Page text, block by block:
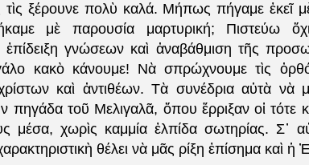
τὶς ξέρουνε πολὺ καλά. Μήπως πήγαμε ἐκεῖ
μὲ παρουσία μαρτυρική; Πιστεύω
ἐπίδειξη γνώσεων καὶ ἀναβάθμιση τῆς
κακὸ κάνουμε! Νὰ σπρώχνουμε τὶς
καὶ ἀντιθέων. Τὰ συνέδρια αὐτὰ νὰ
πηγάδα τοῦ Μελιγαλᾶ, ὅπου ἔρριξαν οἱ τότε
μέσα, χωρὶς καμμία ἐλπίδα σωτηρίας. Σ᾽
θέλει νὰ μᾶς ρίξη ἐπίσημα καὶ ἡ